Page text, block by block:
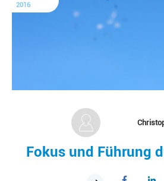
2016
Fokus und Führung